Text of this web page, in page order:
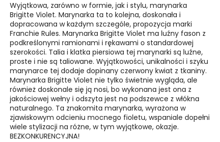
Wyjątkowa, zarówno w formie, jak i stylu, marynarka
Brigitte Violet. Marynarka ta to kolejna, doskonała i
dopracowana w każdym szczególe, propozycja marki
Franchie Rules. Marynarka Brigitte Violet ma luźny fason z
podkreślonymi ramionami i rękawami o standardowej
szerokości. Talia i klatka piersiowa tej marynarki są luźne,
proste i nie są taliowane. Wyjątkowości, unikalności i szyku
marynarce tej dodaje dopinany czerwony kwiat z tkaniny.
Marynarka Brigitte Violet nie tylko świetnie wygląda, ale
również doskonale się ją nosi, bo wykonana jest ona z
jakościowej wełny i odszyta jest na podszewce z włókna
naturalnego. Ta znakomita marynarka, wyrażona w
zjawiskowym odcieniu mocnego fioletu, wspaniale dopełni
wiele stylizacji na różne, w tym wyjątkowe, okazje.
BEZKONKURENCYJNA!